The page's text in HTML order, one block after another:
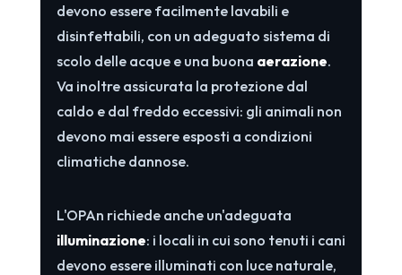
devono essere facilmente lavabili e
disinfettabili, con un adeguato sistema di
scolo delle acque e una buona aerazione.
Va inoltre assicurata la protezione dal
caldo e dal freddo eccessivi: gli animali non
devono mai essere esposti a condizioni
climatiche dannose.
L'OPAn richiede anche un'adeguata
illuminazione: i locali in cui sono tenuti i cani
devono essere illuminati con luce naturale,